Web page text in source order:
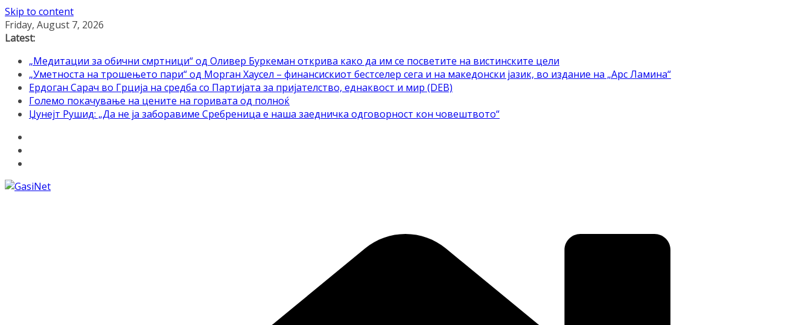
Skip to content
Friday, August 7, 2026
Latest:
„Медитации за обични смртници“ од Оливер Буркеман открива како да им се посветите на вистинските цели
„Уметноста на трошењето пари“ од Морган Хаусел – финансискиот бестселер сега и на македонски јазик, во издание на „Арс Ламина“
Ердоган Сарач во Грција на средба со Партијата за пријателство, еднаквост и мир (DEB)
Големо покачување на цените на горивата од полноќ
Џунејт Рушид: „Да не ја заборавиме Сребреница е наша заедничка одговорност кон човештвото“